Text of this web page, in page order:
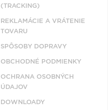
(TRACKING)
REKLAMÁCIE A VRÁTENIE
TOVARU
SPÔSOBY DOPRAVY
OBCHODNÉ PODMIENKY
OCHRANA OSOBNÝCH
ÚDAJOV
DOWNLOADY